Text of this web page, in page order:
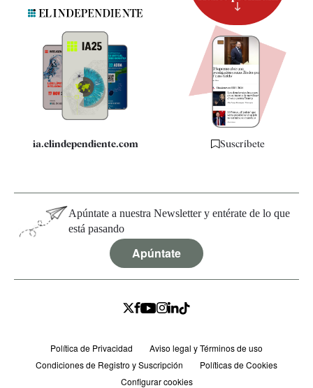
Quiénes somos
Especificaciones
ia.elindependiente.com Suscríbete
Apúntate a nuestra Newsletter y entérate de lo que
está pasando
Apúntate
Política de Privacidad
Aviso legal y Términos de uso
Condiciones de Registro y Suscripción
Políticas de Cookies
Configurar cookies